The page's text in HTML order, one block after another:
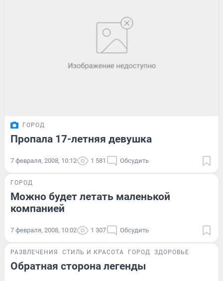
ГОРОД
Пропала 17-летняя девушка
7 февраля, 2008, 10:12 1 581 Обсудить
ГОРОД
Можно будет летать маленькой
компанией
7 февраля, 2008, 10:02 1 307 Обсудить
РАЗВЛЕЧЕНИЯ СТИЛЬ И КРАСОТА ГОРОД ЗДОРОВЬЕ
Обратная сторона легенды